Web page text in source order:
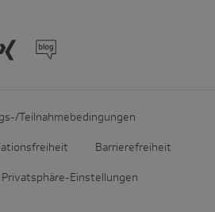
Teilnahmebedingungen
Barrierefreiheit
Privatsphäre-Einstellungen